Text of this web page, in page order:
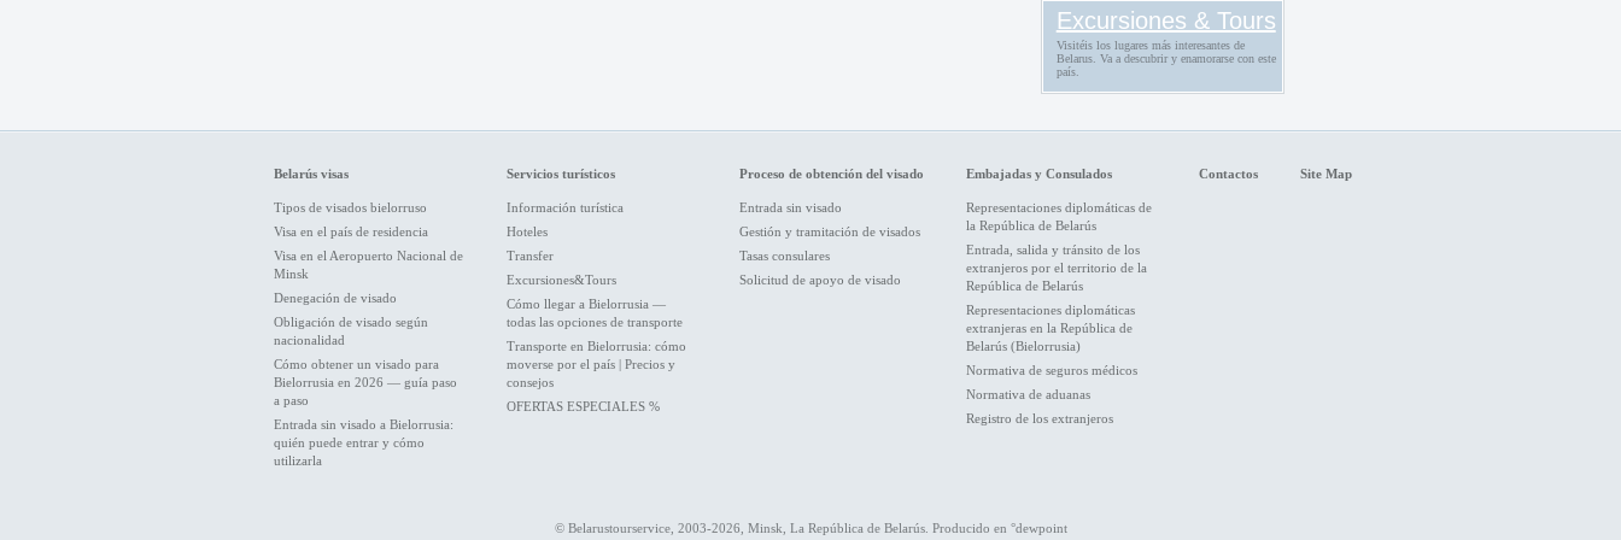
Excursiones & Tours
Visitéis los lugares más interesantes de
Belarus. Va a descubrir y enamorarse con este
país.
Belarús visas
Tipos de visados bielorruso
Visa en el país de residencia
Visa en el Aeropuerto Nacional de
Minsk
Denegación de visado
Obligación de visado según
nacionalidad
Cómo obtener un visado para
Bielorrusia en 2026 — guía paso
a paso
Entrada sin visado a Bielorrusia:
quién puede entrar y cómo
utilizarla
Servicios turísticos
Información turística
Hoteles
Transfer
Excursiones&Tours
Cómo llegar a Bielorrusia —
todas las opciones de transporte
Transporte en Bielorrusia: cómo
moverse por el país | Precios y
consejos
OFERTAS ESPECIALES %
Proceso de obtención del visado
Entrada sin visado
Gestión y tramitación de visados
Tasas consulares
Solicitud de apoyo de visado
Embajadas y Consulados
Representaciones diplomáticas de
la República de Belarús
Entrada, salida y tránsito de los
extranjeros por el territorio de la
República de Belarús
Representaciones diplomáticas
extranjeras en la República de
Belarús (Bielorrusia)
Normativa de seguros médicos
Normativa de aduanas
Registro de los extranjeros
Contactos Site Map
© Belarustourservice, 2003-2026, Minsk, La República de Belarús. Producido en °dewpoint